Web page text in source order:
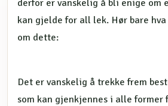
derfor er vanskelig å bli enige om
kan gjelde for all lek. Hør bare hva
om dette:
Det er vanskelig å trekke frem
som kan gjenkjennes i alle former